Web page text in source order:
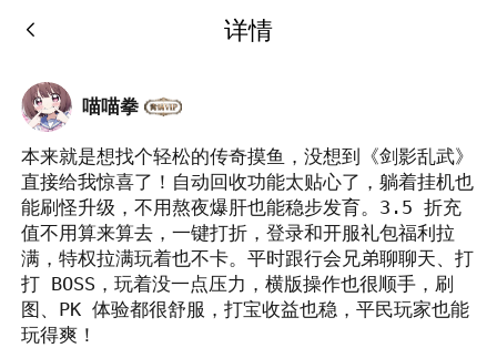
详情
喵喵拳
本来就是想找个轻松的传奇摸鱼，没想到《剑影乱武》
直接给我惊喜了！自动回收功能太贴心了，躺着挂机也
能刷怪升级，不用熬夜爆肝也能稳步发育。3.5 折充
值不用算来算去，一键打折，登录和开服礼包福利拉
满，特权拉满玩着也不卡。平时跟行会兄弟聊聊天、打
打 BOSS，玩着没一点压力，横版操作也很顺手，刷
图、PK 体验都很舒服，打宝收益也稳，平民玩家也能
玩得爽！